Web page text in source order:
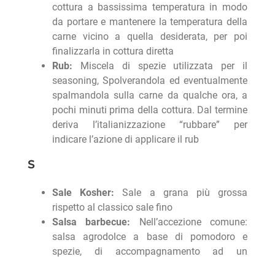
cottura a bassissima temperatura in modo
da portare e mantenere la temperatura della
carne vicino a quella desiderata, per poi
finalizzarla in cottura diretta
Rub: Miscela di spezie utilizzata per il
seasoning, Spolverandola ed eventualmente
spalmandola sulla carne da qualche ora, a
pochi minuti prima della cottura. Dal termine
deriva l’italianizzazione “rubbare” per
indicare l’azione di applicare il rub
S
Sale Kosher: Sale a grana più grossa
rispetto al classico sale fino
Salsa barbecue: Nell’accezione comune:
salsa agrodolce a base di pomodoro e
spezie, di accompagnamento ad un